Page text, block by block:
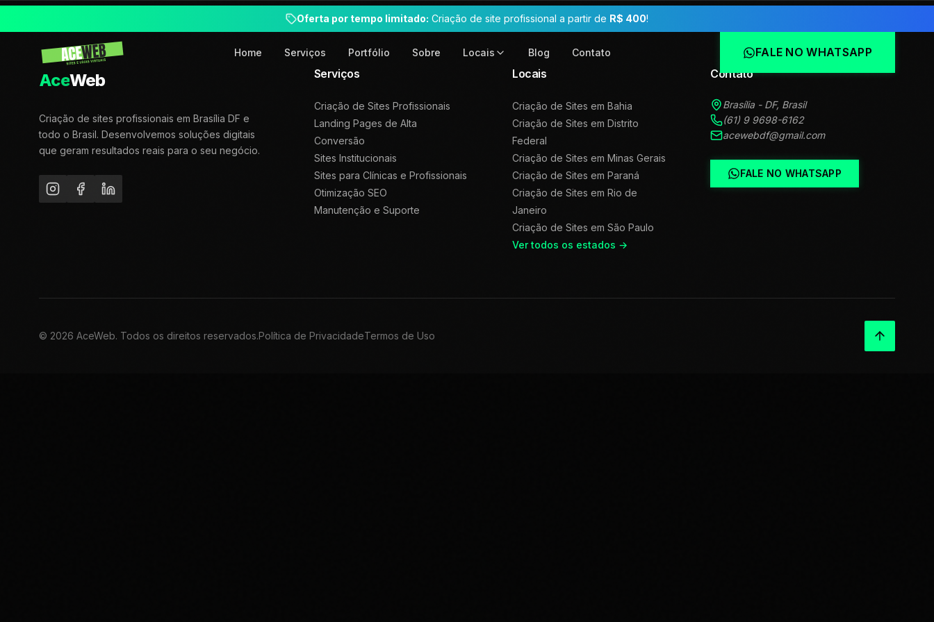
Oferta por tempo limitado: Criação de site profissional a partir de R$ 400!
Home Serviços Portfólio Sobre Locais Blog Contato FALE NO WHATSAPP
AceWeb
Criação de sites profissionais em Brasília DF e
todo o Brasil. Desenvolvemos soluções digitais
que geram resultados reais para o seu negócio.
Serviços
Criação de Sites Profissionais
Landing Pages de Alta
Conversão
Sites Institucionais
Sites para Clínicas e Profissionais
Otimização SEO
Manutenção e Suporte
Locais
Criação de Sites emBahia
Criação de Sites emDistrito
Federal
Criação de Sites emMinas Gerais
Criação de Sites emParaná
Criação de Sites emRio de
Janeiro
Criação de Sites emSão Paulo
Ver todos os estados →
Contato
Brasília - DF, Brasil
(61) 9 9698-6162
acewebdf@gmail.com
FALE NO WHATSAPP
© 2026 AceWeb. Todos os direitos reservados.Política de PrivacidadeTermos de Uso